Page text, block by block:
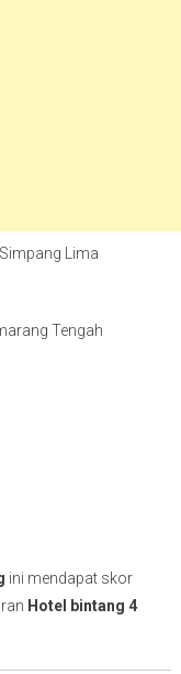
Lima
Tengah
ini mendapat skor
Hotel bintang 4